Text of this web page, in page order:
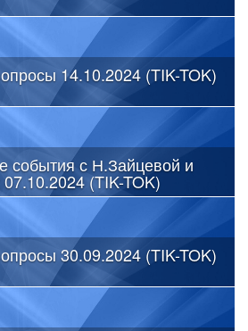
14.10.2024 (TIK-TOK)
события с Н.Зайцевой и
(TIK-TOK)
30.09.2024 (TIK-TOK)